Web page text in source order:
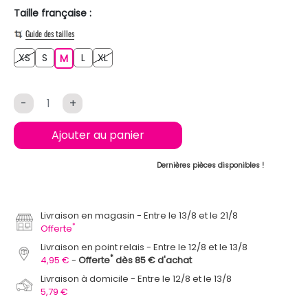
Taille française :
Guide des tailles
XSXS S MM L XLXL
- +
Ajouter au panier
Dernières pièces disponibles !
Livraison en magasin
Entre le 13/8 et le 21/8
Offerte*
Livraison en point relais
Entre le 12/8 et le 13/8
4,95 €
Offerte* dès 85 € d'achat
Livraison à domicile
Entre le 12/8 et le 13/8
5,79 €